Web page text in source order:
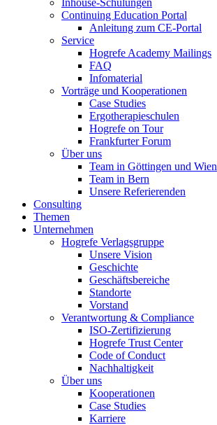
Inhouse-Schulungen
Continuing Education Portal
Anleitung zum CE-Portal
Service
Hogrefe Academy Mailings
FAQ
Infomaterial
Vorträge und Kooperationen
Case Studies
Ergotherapieschulen
Hogrefe on Tour
Frankfurter Forum
Über uns
Team in Göttingen und Wien
Team in Bern
Unsere Referierenden
Consulting
Themen
Unternehmen
Hogrefe Verlagsgruppe
Unsere Vision
Geschichte
Geschäftsbereiche
Standorte
Vorstand
Verantwortung & Compliance
ISO-Zertifizierung
Hogrefe Trust Center
Code of Conduct
Nachhaltigkeit
Über uns
Kooperationen
Case Studies
Karriere